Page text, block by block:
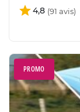
4,8
PROMO